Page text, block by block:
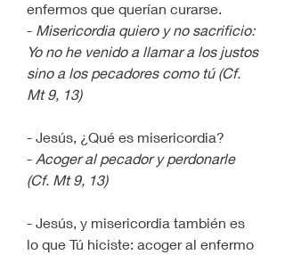
enfermos que querían curarse.
- Misericordia quiero y no sacrificio:
Yo no he venido a llamar a los justos
sino a los pecadores como tú (Cf.
Mt 9, 13)
- Jesús, ¿Qué es misericordia?
- Acoger al pecador y perdonarle
(Cf. Mt 9, 13)
- Jesús, y misericordia también es
lo que Tú hiciste: acoger al enfermo